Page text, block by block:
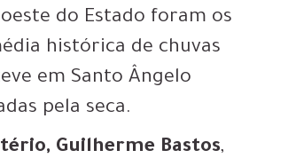
do Estado foram os
histórica de chuvas
em Santo Ângelo
pela seca.
Guilherme Bastos,